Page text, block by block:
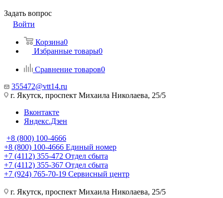
Задать вопрос
Войти
Корзина0
Избранные товары0
Сравнение товаров0
355472@vtt14.ru
г. Якутск, проспект Михаила Николаева, 25/5
Вконтакте
Яндекс.Дзен
+8 (800) 100-4666
+8 (800) 100-4666 Единый номер
+7 (4112) 355-472 Отдел сбыта
+7 (4112) 355-367 Отдел сбыта
+7 (924) 765-70-19 Сервисный центр
г. Якутск, проспект Михаила Николаева, 25/5